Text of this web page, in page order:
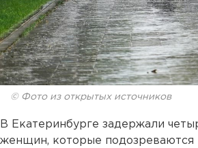
© Фото из открытых источников
В Екатеринбурге задержали
женщин, которые подозреваются